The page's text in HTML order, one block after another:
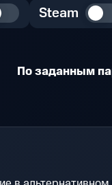
Steam
По заданным